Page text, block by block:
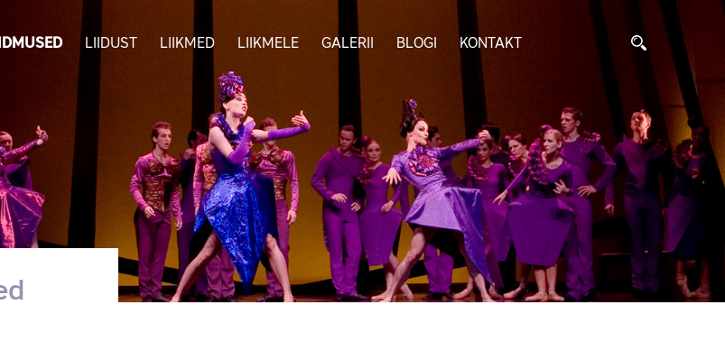
LIIDUST LIIKMED LIIKMELE GALERII BLOGI KONTAKT